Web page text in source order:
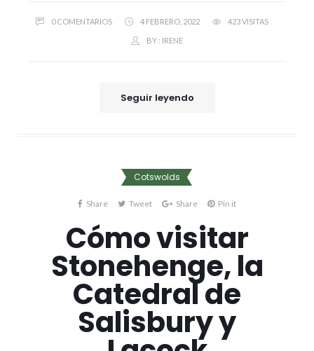
0 COMENTARIOS 4 FEBRERO, 2022 423 VISITAS
BY : IRENE
Seguir leyendo
Cotswolds
Share Tweet Share Pin it
Cómo visitar
Stonehenge, la
Catedral de
Salisbury y